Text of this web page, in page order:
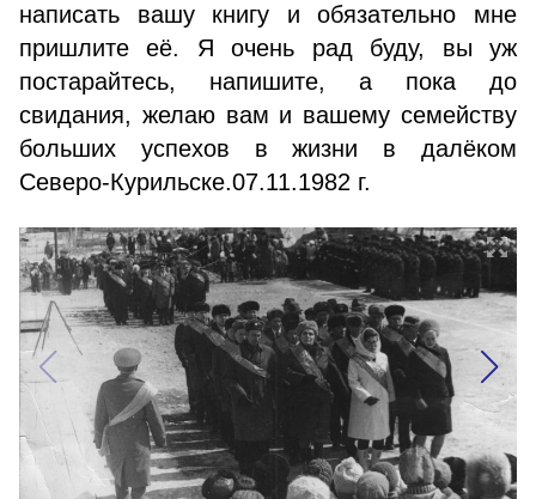
написать вашу книгу и обязательно мне
пришлите её. Я очень рад буду, вы уж
постарайтесь, напишите, а пока до
свидания, желаю вам и вашему семейству
больших успехов в жизни в далёком
Северо-Курильске.07.11.1982 г.